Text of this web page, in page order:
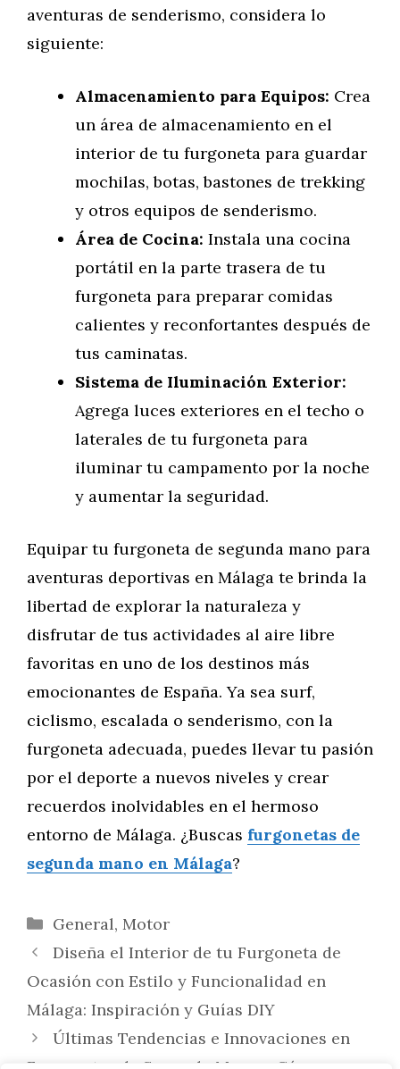
aventuras de senderismo, considera lo
siguiente:
Almacenamiento para Equipos: Crea
un área de almacenamiento en el
interior de tu furgoneta para guardar
mochilas, botas, bastones de trekking
y otros equipos de senderismo.
Área de Cocina: Instala una cocina
portátil en la parte trasera de tu
furgoneta para preparar comidas
calientes y reconfortantes después de
tus caminatas.
Sistema de Iluminación Exterior:
Agrega luces exteriores en el techo o
laterales de tu furgoneta para
iluminar tu campamento por la noche
y aumentar la seguridad.
Equipar tu furgoneta de segunda mano para
aventuras deportivas en Málaga te brinda la
libertad de explorar la naturaleza y
disfrutar de tus actividades al aire libre
favoritas en uno de los destinos más
emocionantes de España. Ya sea surf,
ciclismo, escalada o senderismo, con la
furgoneta adecuada, puedes llevar tu pasión
por el deporte a nuevos niveles y crear
recuerdos inolvidables en el hermoso
entorno de Málaga. ¿Buscas furgonetas de
segunda mano en Málaga?
Categorías
General, Motor
Diseña el Interior de tu Furgoneta de
Ocasión con Estilo y Funcionalidad en
Málaga: Inspiración y Guías DIY
Últimas Tendencias e Innovaciones en